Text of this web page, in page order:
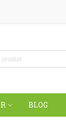
BLOG